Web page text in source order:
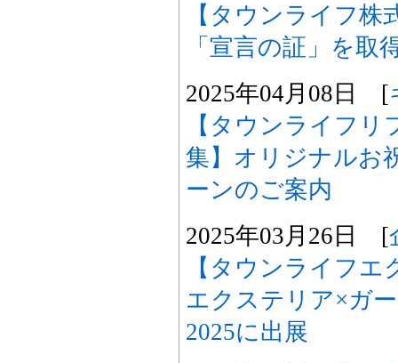
【タウンライフ株
「宣言の証」を取
2025年04月08日 [
【タウンライフリ
集】オリジナルお
ーンのご案内
2025年03月26日 [
【タウンライフエ
エクステリア×ガ
2025に出展